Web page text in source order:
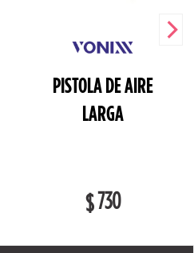
PISTOLA DE AIRE
LARGA
$730